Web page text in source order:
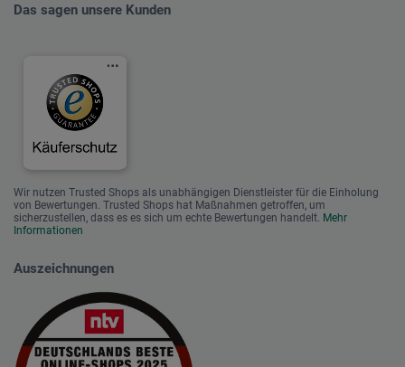
Das sagen unsere Kunden
Wir nutzen Trusted Shops als unabhängigen Dienstleister für die Einholung
von Bewertungen. Trusted Shops hat Maßnahmen getroffen, um
sicherzustellen, dass es es sich um echte Bewertungen handelt. Mehr
Informationen
Auszeichnungen